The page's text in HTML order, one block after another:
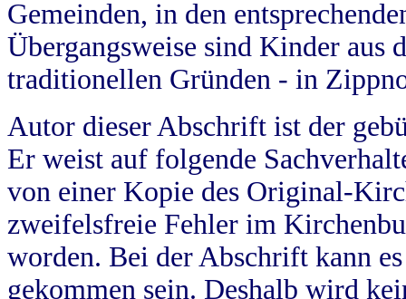
Gemeinden, in den
Übergangsweise sind Kinder aus
traditionellen Gründen - in
Autor dieser Abschrift ist der
Er weist auf folgende
von einer Kopie des Original-
zweifelsfreie Fehler im
worden. Bei der Abschrift kann
gekommen sein. Deshalb wird